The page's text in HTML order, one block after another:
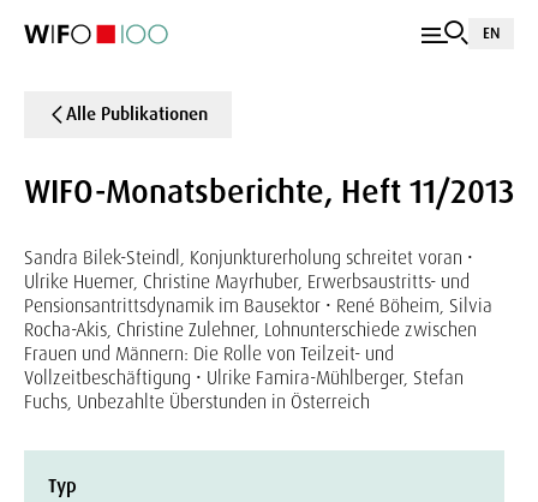
EN
Alle Publikationen
WIFO-Monatsberichte, Heft 11/2013
Sandra Bilek-Steindl, Konjunkturerholung schreitet voran •
Ulrike Huemer, Christine Mayrhuber, Erwerbsaustritts- und
Pensionsantrittsdynamik im Bausektor • René Böheim, Silvia
Rocha-Akis, Christine Zulehner, Lohnunterschiede zwischen
Frauen und Männern: Die Rolle von Teilzeit- und
Vollzeitbeschäftigung • Ulrike Famira-Mühlberger, Stefan
Fuchs, Unbezahlte Überstunden in Österreich
Typ